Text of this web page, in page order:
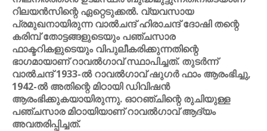
റിലയന്‍സിന്റെ ഏറ്റെടുക്കല്‍. വ്യവസായ
പ്രമുഖനായിരുന്ന വാല്‍ചന്ദ് ഹിരാചന്ദ് ദോഷി തന്റെ
കരിമ്പ് തോട്ടങ്ങളുടെയും പഞ്ചസാര
ഫാക്ടറികളുടെയും വിപുലീകരിക്കുന്നതിന്റെ
ഭാഗമായാണ് റാവല്‍ഗാവ് സ്ഥാപിച്ചത്. തുടര്‍ന്ന്
വാല്‍ചന്ദ് 1933-ല്‍ റാവല്‍ഗാവ് ഷുഗര്‍ ഫാം ആരംഭിച്ചു,
1942-ല്‍ അതിന്റെ മിഠായി ഡിവിഷന്‍
ആരംഭിക്കുകയായിരുന്നു. ഓറഞ്ചിന്റെ രുചിയുള്ള
പഞ്ചസാര മിഠായിയാണ് റാവല്‍ഗാവ് ആദ്യം
അവതരിപ്പിച്ചത്.